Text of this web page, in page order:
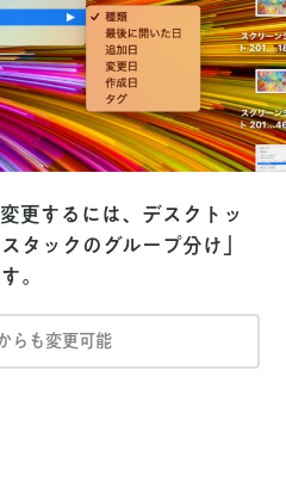
更するには、デスクトッ
タックのグループ分け」
。
らも変更可能